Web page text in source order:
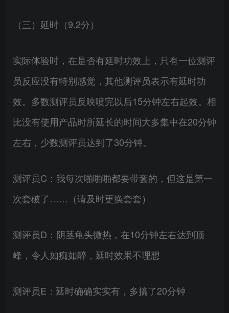
（三）延时（9.2分）
实际体验时，在是否有延时功效上，只有一位测评
员反应没有特别感觉，其他测评员表示有延时功
效。多数测评员反映喷完以后15分钟左右起效。相
比没有使用产品时所延长的时间大多集中在20分钟
左右，少数测评员达到了30分钟。
测评员C：我每次啪啪啪都要带套的，但这是第一
次套破了……（请及时更换套套）
测评员D：阴茎龟头微热，在10分钟左右达到顶
峰，令人如痴如醉，延时效果不理想
测评员E：延时确确实实有，多搞了20分钟